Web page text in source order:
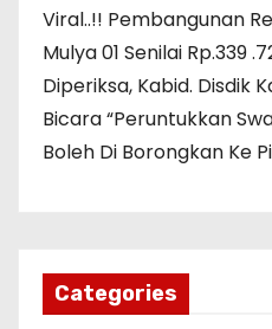
Viral..!! Pembangunan
Mulya 01 Senilai Rp.339
Diperiksa, Kabid. Disdik
Bicara “Peruntukkan
Boleh Di Borongkan Ke
Categories